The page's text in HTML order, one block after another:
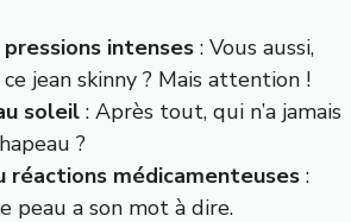
intenses : Vous aussi,
jean skinny ? Mais attention !
soleil : Après tout, qui n’a jamais
?
réactions médicamenteuses :
peau a son mot à dire.